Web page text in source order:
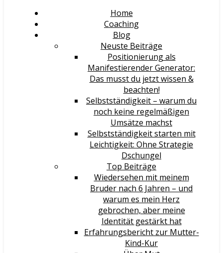
Home
Coaching
Blog
Neuste Beiträge
Positionierung als
Manifestierender Generator:
Das musst du jetzt wissen &
beachten!
Selbstständigkeit – warum du
noch keine regelmäßigen
Umsätze machst
Selbstständigkeit starten mit
Leichtigkeit: Ohne Strategie
Dschungel
Top Beiträge
Wiedersehen mit meinem
Bruder nach 6 Jahren – und
warum es mein Herz
gebrochen, aber meine
Identität gestärkt hat
Erfahrungsbericht zur Mutter-
Kind-Kur